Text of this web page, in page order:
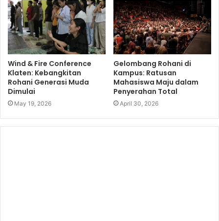
Wind & Fire Conference
Klaten: Kebangkitan
Rohani Generasi Muda
Dimulai
May 19, 2026
Gelombang Rohani di
Kampus: Ratusan
Mahasiswa Maju dalam
Penyerahan Total
April 30, 2026